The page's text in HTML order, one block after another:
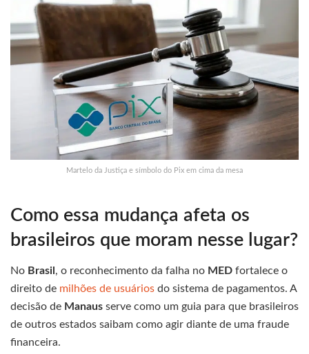
Martelo da Justiça e símbolo do Pix em cima da mesa
Como essa mudança afeta os
brasileiros que moram nesse lugar?
No Brasil , o reconhecimento da falha no MED fortalece o
direito de milhões de usuários do sistema de pagamentos. A
decisão de Manaus serve como um guia para que brasileiros
de outros estados saibam como agir diante de uma fraude
financeira.